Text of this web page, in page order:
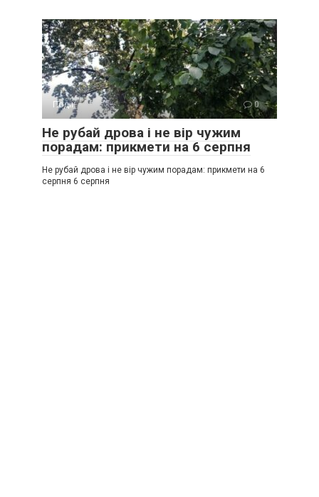
Події 0
Не рубай дрова і не вір чужим
порадам: прикмети на 6 серпня
Не рубай дрова і не вір чужим порадам: прикмети на 6
серпня 6 серпня